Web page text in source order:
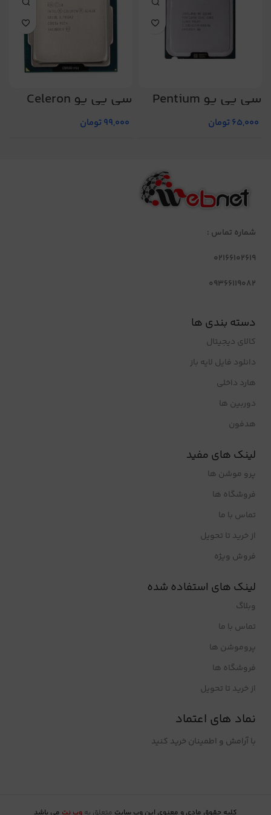
سی پی یو Pentium
dual core e2200
65,000تومان
سی پی یو Celeron
G1620
99,000تومان
شماره تماس :
02166102619
09366119082
دسته بندی ها
کالای دیجیتال
دانلود فایل لایه باز
هارد داخلی
دوربین ها
هدفون
لینک های مفید
پرو موشن ها
فروشگاه ها
تماس با ما
از خرید تا تحویل
فروش ویژه
لینک های استفاده شده
وبلاگ
تماس با ما
پروموشن ها
فروشگاه ها
از خرید تا تحویل
نماد های اعتماد
با آرامش و اطمینان خرید کنید